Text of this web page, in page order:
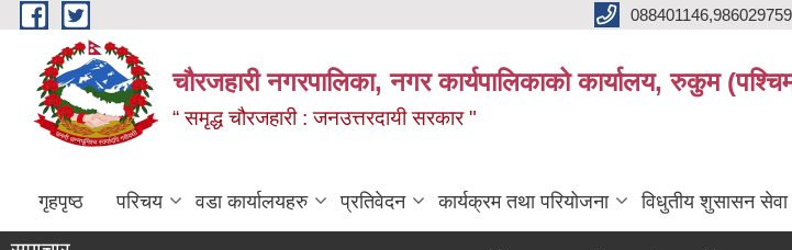
Skip to main content
चौरजहारी नगरपालिका, नगर कार्यपालिकाको कार्यालय, रुकुम
“ समृद्ध चौरजहारी : जनउत्तरदायी सरकार "
गृहपृष्ठ परिचय वडा कार्यालयहरु प्रतिवेदन कार्यक्रम तथा परियोजना विधुतीय शुसासन सेवा